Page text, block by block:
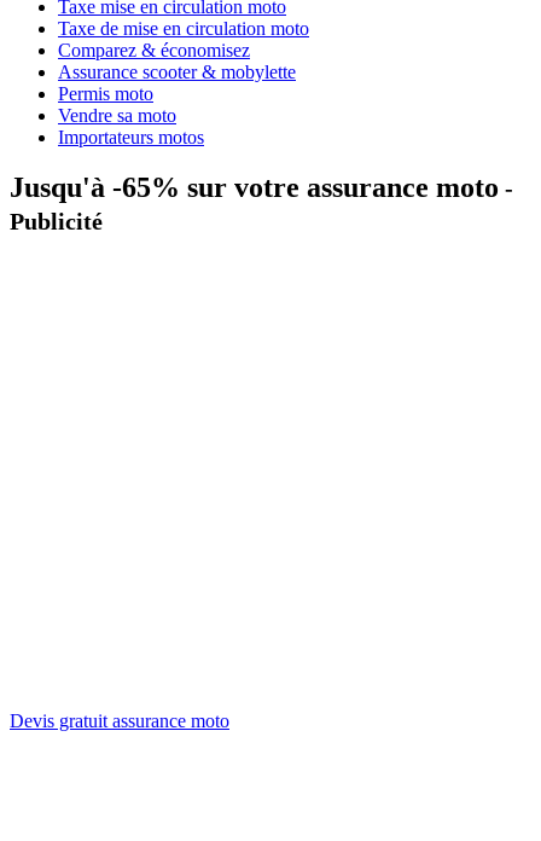
Taxe mise en circulation moto
Taxe de mise en circulation moto
Comparez & économisez
Assurance scooter & mobylette
Permis moto
Vendre sa moto
Importateurs motos
Jusqu'à -65% sur votre assurance moto -
Publicité
Devis gratuit assurance moto